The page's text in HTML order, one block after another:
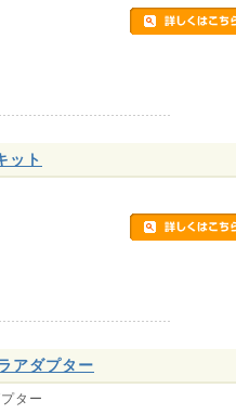
ット
アダプター
ター